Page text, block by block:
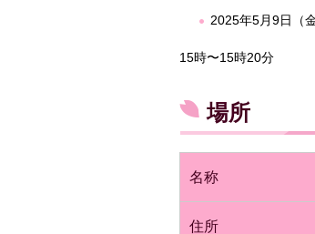
2025年5月9日（金
15時〜15時20分
場所
名称
住所